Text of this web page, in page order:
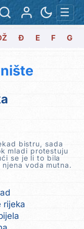
☰
Đ E F G
bistru, sada
mladi protestuju
se je li to bila
voda mutna.
rijeka